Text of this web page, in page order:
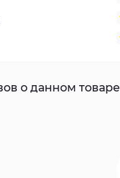
о данном